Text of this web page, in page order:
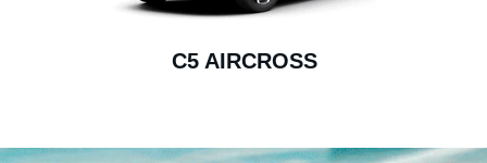
C5 AIRCROSS